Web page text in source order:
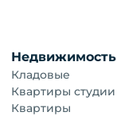
Недвижимость
Кладовые
Квартиры студии
Квартиры